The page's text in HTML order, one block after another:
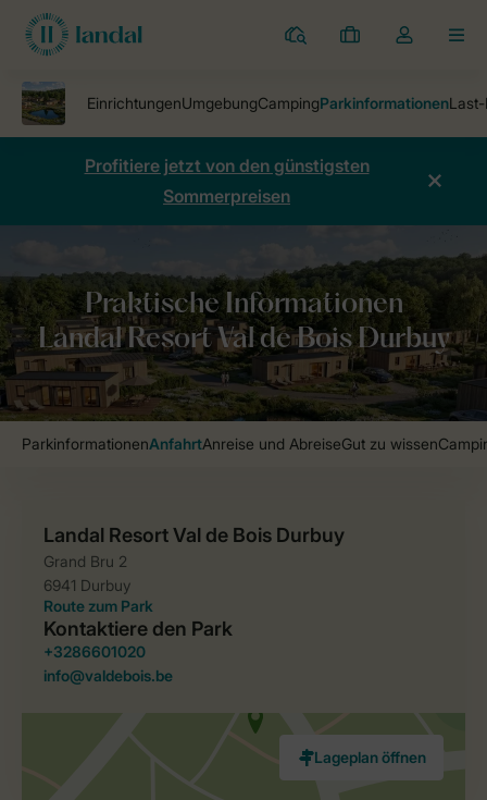
Ferienparks
Meine
Dropdown-
meines
öffnen
Profitiere jetzt von den günstigsten
Sommerpreisen